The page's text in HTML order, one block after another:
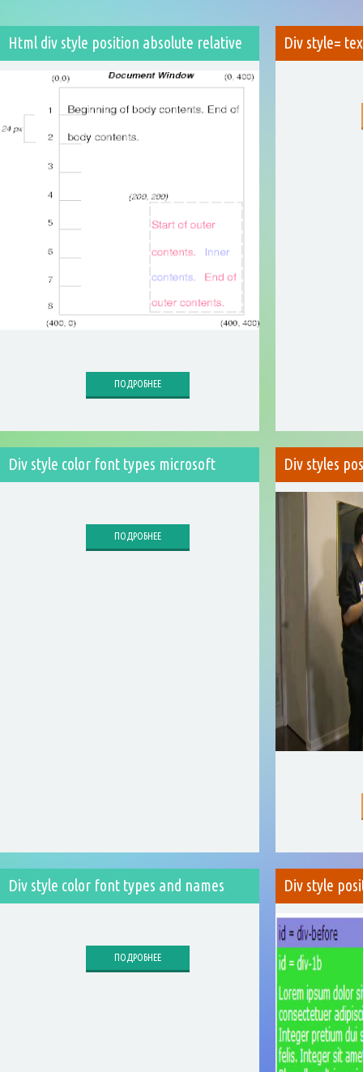
Html div style position absolute relative
ПОДРОБНЕЕ
Div style=
Div style color font types microsoft
ПОДРОБНЕЕ
Div styles
Div style color font types and names
ПОДРОБНЕЕ
Div style